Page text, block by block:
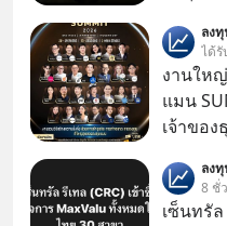
ภาษี หลายคนมักได้รับคำแนะนำให้
ลงทุนใ
หย่อนภ
สร้างความ
นักที่จะล
อะไรบ้า
จะดีกับเ
ลง
ได้
งานให
แมน
เจ้าของ
มาแชร์
ลง
8 ชั่
เซ็นทรัล